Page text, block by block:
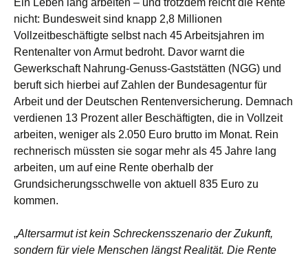
Ein Leben lang arbeiten – und trotzdem reicht die Rente
nicht: Bundesweit sind knapp 2,8 Millionen
Vollzeitbeschäftigte selbst nach 45 Arbeitsjahren im
Rentenalter von Armut bedroht. Davor warnt die
Gewerkschaft Nahrung-Genuss-Gaststätten (NGG) und
beruft sich hierbei auf Zahlen der Bundesagentur für
Arbeit und der Deutschen Rentenversicherung. Demnach
verdienen 13 Prozent aller Beschäftigten, die in Vollzeit
arbeiten, weniger als 2.050 Euro brutto im Monat. Rein
rechnerisch müssten sie sogar mehr als 45 Jahre lang
arbeiten, um auf eine Rente oberhalb der
Grundsicherungsschwelle von aktuell 835 Euro zu
kommen.
„Altersarmut ist kein Schreckensszenario der Zukunft,
sondern für viele Menschen längst Realität. Die Rente